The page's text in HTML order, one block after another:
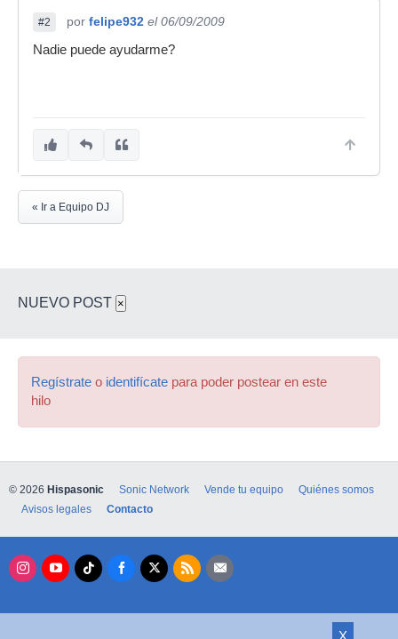
#2 por felipe932 el 06/09/2009
Nadie puede ayudarme?
« Ir a Equipo DJ
NUEVO POST ×
Regístrate o identifícate para poder postear en este
hilo
X
© 2026 Hispasonic Sonic Network Vende tu equipo
Quiénes somos
Avisos legales
Contacto